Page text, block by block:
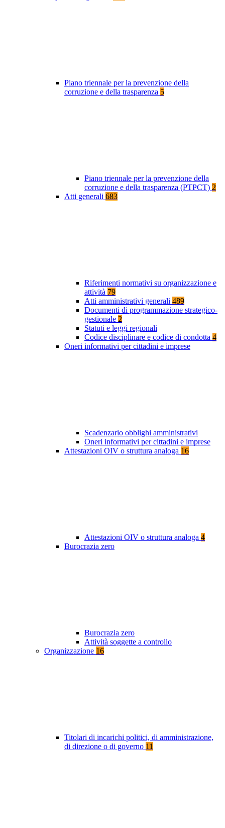
Piano triennale per la prevenzione della
corruzione e della trasparenza 5
Piano triennale per la prevenzione della
corruzione e della trasparenza (PTPCT) 2
Atti generali 683
Riferimenti normativi su organizzazione e
attività 79
Atti amministrativi generali 489
Documenti di programmazione strategico-
gestionale 2
Statuti e leggi regionali
Codice disciplinare e codice di condotta 4
Oneri informativi per cittadini e imprese
Scadenzario obblighi amministrativi
Oneri informativi per cittadini e imprese
Attestazioni OIV o struttura analoga 16
Attestazioni OIV o struttura analoga 4
Burocrazia zero
Burocrazia zero
Attività soggette a controllo
Organizzazione 16
Titolari di incarichi politici, di amministrazione,
di direzione o di governo 11